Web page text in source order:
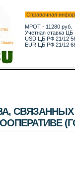
Справочная
МРОТ - 11280 руб.
Учетная ставка
USD ЦБ РФ 21/12
EUR ЦБ РФ 21/12